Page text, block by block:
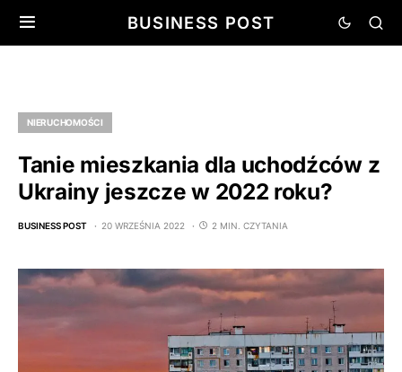
BUSINESS POST
NIERUCHOMOŚCI
Tanie mieszkania dla uchodźców z
Ukrainy jeszcze w 2022 roku?
BUSINESS POST 20 WRZEŚNIA 2022 2 MIN. CZYTANIA